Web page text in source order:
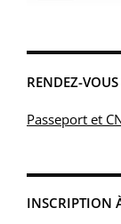
RENDEZ-VOUS
Passeport et
INSCRIPTION